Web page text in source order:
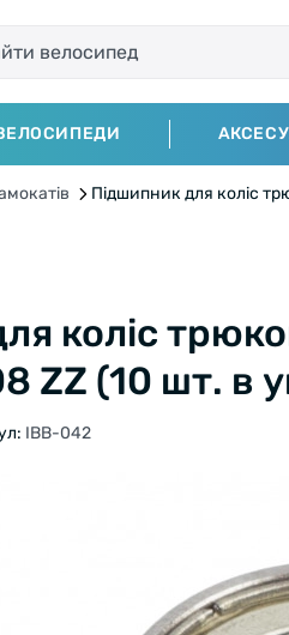
Підшипник для коліс
коліс
ZZ (10 шт. в
IBB-042